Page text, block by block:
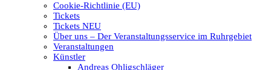
Cookie-Richtlinie (EU)
Tickets
Tickets NEU
Über uns – Der Veranstaltungsservice im Ruhrgebiet
Veranstaltungen
Künstler
Andreas Ohligschläger